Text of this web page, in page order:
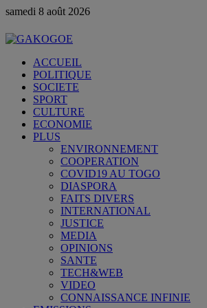
samedi 8 août 2026
ACCUEIL
POLITIQUE
SOCIETE
SPORT
CULTURE
ECONOMIE
PLUS
ENVIRONNEMENT
COOPERATION
COVID19 AU TOGO
DIASPORA
FAITS DIVERS
INTERNATIONAL
JUSTICE
MEDIA
OPINIONS
SANTE
TECH&WEB
VIDEO
CONNAISSANCE INFINIE